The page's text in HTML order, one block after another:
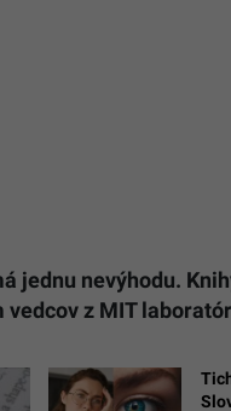
jednu nevýhodu.
z MIT